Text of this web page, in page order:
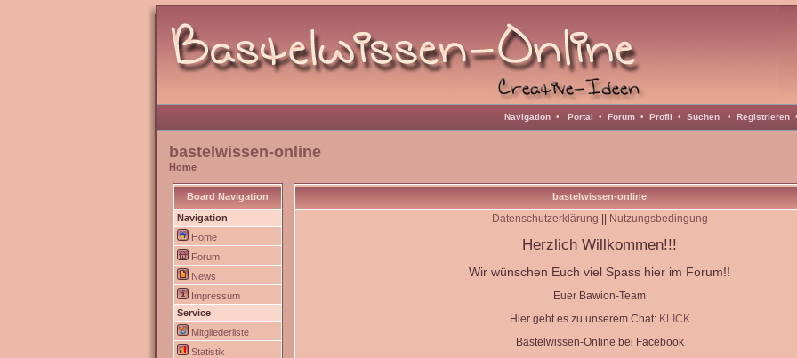
Navigation• Portal • Forum• Profil • Suchen• Registrieren
bastelwissen-online
Home
Board Navigation
Navigation
Home
Forum
News
Impressum
Service
Mitgliederliste
Statistik
bastelwissen-online
Datenschutzerklärung Nutzungsbedingung
Herzlich Willkommen!!!
Wir wünschen Euch viel Spass hier im Forum!!
Euer Bawion-Team
Hier geht es zu unserem Chat: KLICK
Bastelwissen-Online bei Facebook